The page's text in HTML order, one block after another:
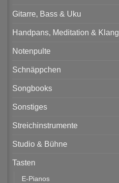
Gitarre, Bass & Uku
Handpans, Meditation & Klang
Notenpulte
Schnäppchen
Songbooks
Sonstiges
Streichinstrumente
Studio & Bühne
Tasten
E-Pianos